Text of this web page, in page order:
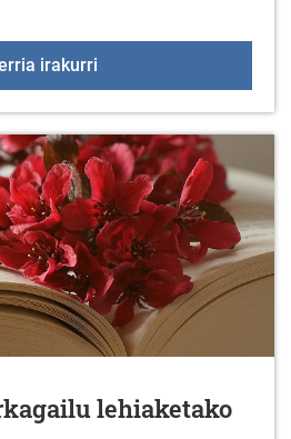
irakurri
lehiaketako